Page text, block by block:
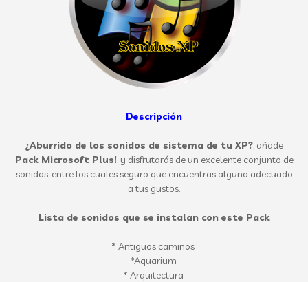
Descripción
¿Aburrido de los sonidos de sistema de tu XP?, añade
Pack Microsoft Plus!, y disfrutarás de un excelente conjunto de
sonidos, entre los cuales seguro que encuentras alguno adecuado
a tus gustos.
Lista de sonidos que se instalan con este Pack
* Antiguos caminos
*Aquarium
* Arquitectura